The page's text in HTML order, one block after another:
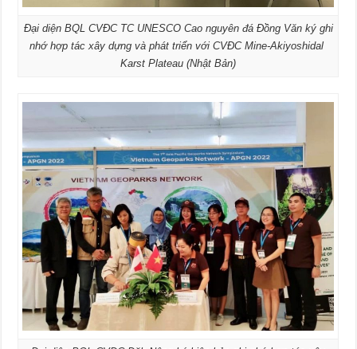
Đại diện BQL CVĐC TC UNESCO Cao nguyên đá Đồng Văn ký ghi
nhớ hợp tác xây dựng và phát triển với CVĐC Mine-Akiyoshidal
Karst Plateau (Nhật Bản)